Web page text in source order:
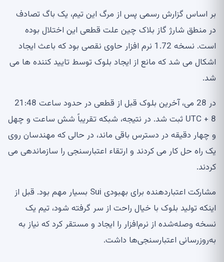
بر اساس گزارش رسمی پس از مرگ این تیم، یک باگ تصادف
در منطق شارژ گاز بلاک چین علت قطعی این اختلال بوده
است. نسخه 1.72 نرم افزار حاوی نقصی بود که باعث ایجاد
اشکال می شد که مانع از ایجاد بلوک توسط تایید کننده ها می
شد.
در 28 می، آخرین بلوک قبل از قطعی در حدود ساعت 21:48
UTC + 8 ثبت شد. در نتیجه، شبکه تقریباً شش ساعت و چهل
و چهار دقیقه در دسترس باقی ماند، در حالی که مهندسان روی
یک راه حل کار می کردند و ارتقاء اعتبارسنجی را سازماندهی می
کردند.
مشارکت اعتباردهنده برای بهبودی Sui بسیار مهم بود. قبل از
اینکه تولید بلوک با خیال راحت از سر گرفته شود، تیم یک
نسخه وصله‌شده از نرم‌افزار را ایجاد و مستقر کرد که نیاز به
به‌روزرسانی اعتبارسنجی‌ها داشت.